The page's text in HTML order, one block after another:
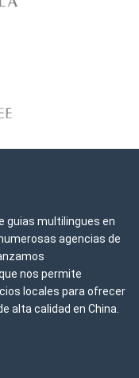
guias multilingues en
agencias de
nos permite
locales para ofrecer
alta calidad en China.